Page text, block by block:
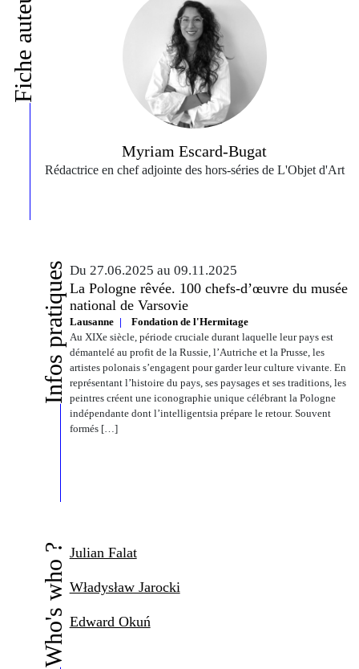
Fiche auteur
Myriam Escard-Bugat
Rédactrice en chef adjointe des hors‑séries de L'Objet d'Art
Infos pratiques Du 27.06.2025 au 09.11.2025
La Pologne rêvée. 100 chefs-d’œuvre du musée
national de Varsovie
Lausanne
Fondation de l'Hermitage
Au XIXe siècle, période cruciale durant laquelle leur pays est
démantelé au profit de la Russie, l’Autriche et la Prusse, les
artistes polonais s’engagent pour garder leur culture vivante. En
représentant l’histoire du pays, ses paysages et ses traditions, les
peintres créent une iconographie unique célébrant la Pologne
indépendante dont l’intelligentsia prépare le retour. Souvent
formés […]
Who's who ? Julian Falat
Władysław Jarocki
Edward Okuń